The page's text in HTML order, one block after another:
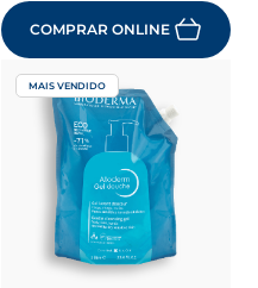
COMPRAR ONLINE
MAIS VENDIDO